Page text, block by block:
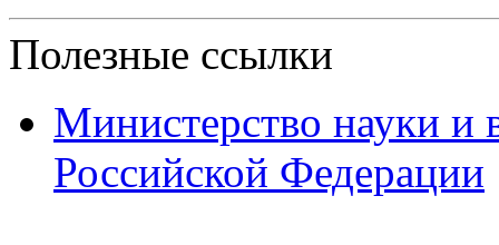
Полезные ссылки
Министерство науки и
Российской Федерации